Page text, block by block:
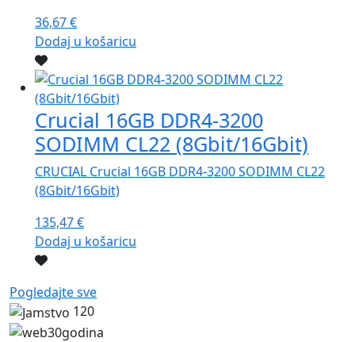
36,67€
Dodaj u košaricu
Crucial 16GB DDR4-3200
SODIMM CL22 (8Gbit/16Gbit)
CRUCIAL Crucial 16GB DDR4-3200 SODIMM CL22
(8Gbit/16Gbit)
135,47€
Dodaj u košaricu
Pogledajte sve
120